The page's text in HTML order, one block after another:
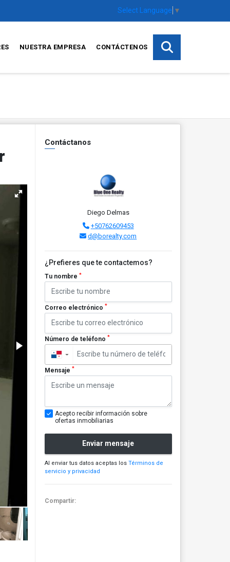
Select Language ▼
NUESTRA EMPRESA CONTÁCTENOS
Contáctanos
Diego Delmas
+50762609453
d@borealty.com
¿Prefieres que te contactemos?
Tu nombre *
Correo electrónico *
Número de teléfono *
▼
Mensaje *
Acepto recibir información sobre
ofertas inmobiliarias
Enviar mensaje
Al enviar tus datos aceptas los Términos de
servicio y privacidad
Compartir: